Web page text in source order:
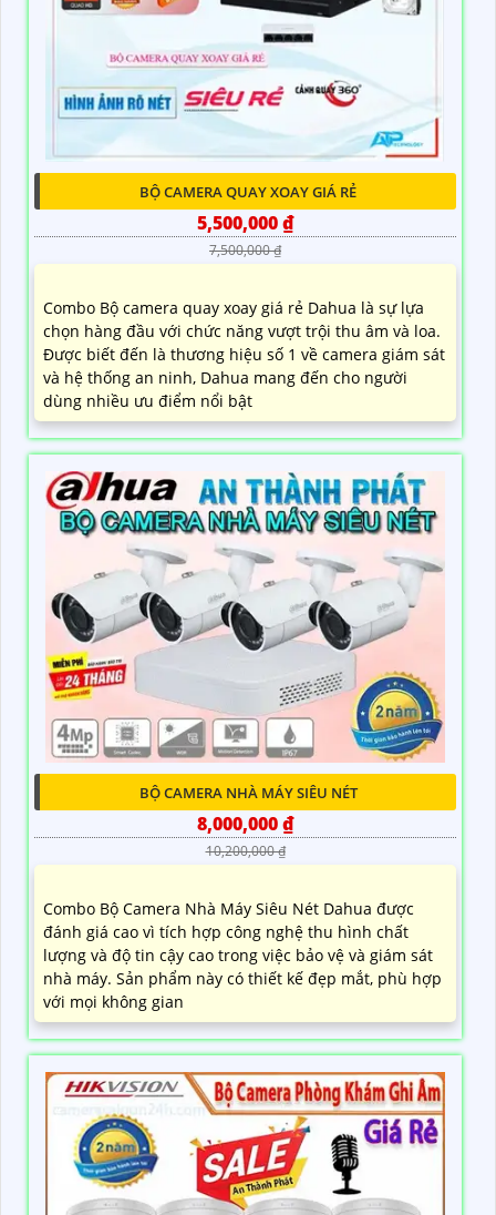
BỘ CAMERA QUAY XOAY GIÁ RẺ
5,500,000 ₫
7,500,000 ₫
Combo Bộ camera quay xoay giá rẻ Dahua là sự lựa
chọn hàng đầu với chức năng vượt trội thu âm và loa.
Được biết đến là thương hiệu số 1 về camera giám sát
và hệ thống an ninh, Dahua mang đến cho người
dùng nhiều ưu điểm nổi bật
BỘ CAMERA NHÀ MÁY SIÊU NÉT
8,000,000 ₫
10,200,000 ₫
Combo Bộ Camera Nhà Máy Siêu Nét Dahua được
đánh giá cao vì tích hợp công nghệ thu hình chất
lượng và độ tin cậy cao trong việc bảo vệ và giám sát
nhà máy. Sản phẩm này có thiết kế đẹp mắt, phù hợp
với mọi không gian